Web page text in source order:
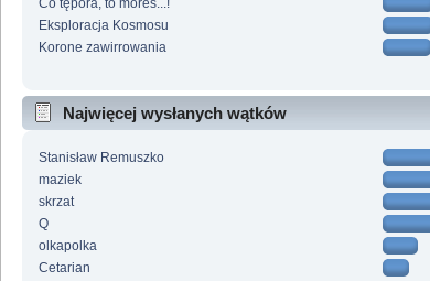
Co tępora, to mores...!
Eksploracja Kosmosu
Korone zawirrowania
Najwięcej wysłanych wątków
Stanisław Remuszko
maziek
skrzat
Q
olkapolka
Cetarian